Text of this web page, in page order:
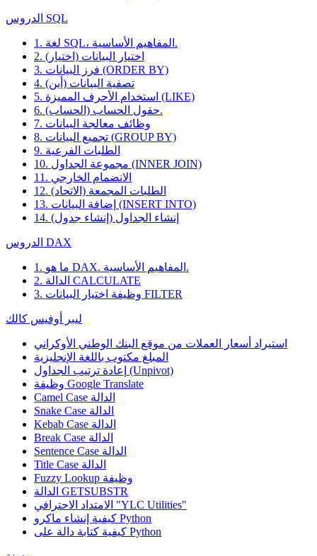
الدروس SQL
1. لغة SQL، المفاهيم الأساسية.
2. اختيار البيانات (اختيار)
3. فرز البيانات (ORDER BY)
4. تصفية البيانات (أين)
5. استخدام الأحرف المميزة (LIKE)
6. حقول الحساب (الحساب).
7. وظائف معالجة البيانات
8. تجميع البيانات (GROUP BY)
9. الطلبات الفرعية
10. مجموعة الجداول (INNER JOIN)
11. الانضمام الخارجي
12. الطلبات المجمعة (الاتحاد)
13. إضافة البيانات (INSERT INTO)
14. إنشاء الجداول (إنشاء جدول)
الدروس DAX
1. ما هو DAX. المفاهيم الأساسية.
2. الدالة CALCULATE
3. وظيفة اختيار البيانات FILTER
ليبر أوفيس كالك
استيراد أسعار العملات من موقع البنك الوطني الأوكراني
المبلغ مكتوب باللغة الإنجليزية
إعادة ترتيب الجداول (Unpivot)
Google Translate
Camel Case الدالة
Snake Case الدالة
Kebab Case الدالة
Break Case الدالة
Sentence Case الدالة
Title Case الدالة
Fuzzy Lookup وظيفة
الدالة GETSUBSTR
الامتداد الاحترافي "YLC Utilities"
كيفية إنشاء ماكرو Python
كيفية كتابة دالة على Python